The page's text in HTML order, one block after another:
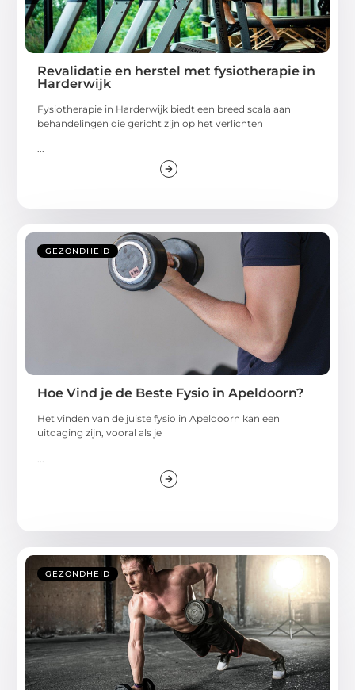
Revalidatie en herstel met fysiotherapie in
Harderwijk
Fysiotherapie in Harderwijk biedt een breed scala aan
behandelingen die gericht zijn op het verlichten
...
GEZONDHEID
Hoe Vind je de Beste Fysio in Apeldoorn?
Het vinden van de juiste fysio in Apeldoorn kan een
uitdaging zijn, vooral als je
GEZONDHEID